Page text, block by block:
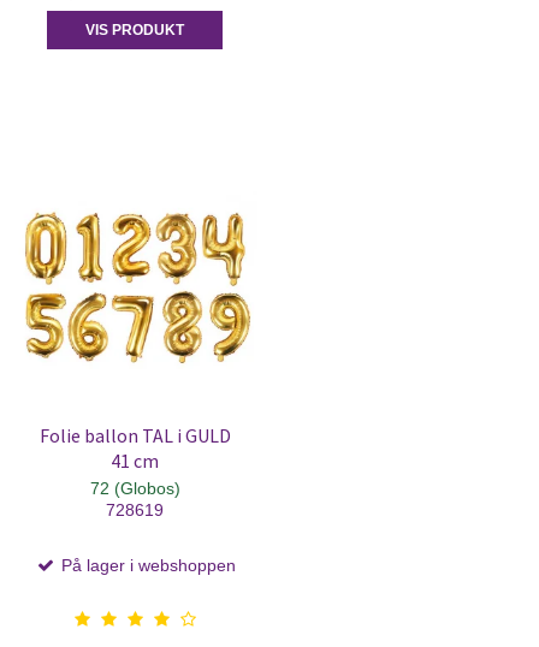
VIS PRODUKT
Folie ballon TAL i GULD
41 cm
72 (Globos)
728619
På lager i webshoppen